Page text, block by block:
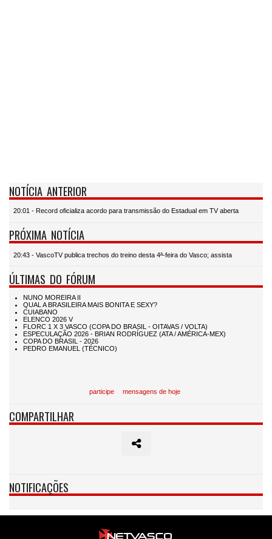
NOTÍCIA ANTERIOR
20:01 - Record oficializa acordo para transmissão do Estadual em TV aberta
PRÓXIMA NOTÍCIA
20:43 - VascoTV publica trechos do treino desta 4ª-feira do Vasco; assista
ÚLTIMAS DO FÓRUM
participe mensagens de hoje
COMPARTILHAR
NOTIFICAÇÕES